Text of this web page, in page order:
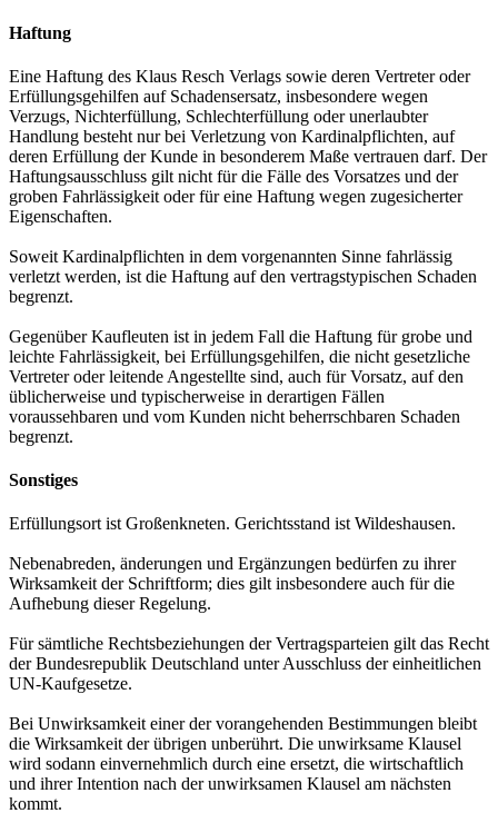
Haftung
Eine Haftung des Klaus Resch Verlags sowie deren Vertreter oder
Erfüllungsgehilfen auf Schadensersatz, insbesondere wegen
Verzugs, Nichterfüllung, Schlechterfüllung oder unerlaubter
Handlung besteht nur bei Verletzung von Kardinalpflichten, auf
deren Erfüllung der Kunde in besonderem Maße vertrauen darf. Der
Haftungsausschluss gilt nicht für die Fälle des Vorsatzes und der
groben Fahrlässigkeit oder für eine Haftung wegen zugesicherter
Eigenschaften.
Soweit Kardinalpflichten in dem vorgenannten Sinne fahrlässig
verletzt werden, ist die Haftung auf den vertragstypischen Schaden
begrenzt.
Gegenüber Kaufleuten ist in jedem Fall die Haftung für grobe und
leichte Fahrlässigkeit, bei Erfüllungsgehilfen, die nicht gesetzliche
Vertreter oder leitende Angestellte sind, auch für Vorsatz, auf den
üblicherweise und typischerweise in derartigen Fällen
voraussehbaren und vom Kunden nicht beherrschbaren Schaden
begrenzt.
Sonstiges
Erfüllungsort ist Großenkneten. Gerichtsstand ist Wildeshausen.
Nebenabreden, änderungen und Ergänzungen bedürfen zu ihrer
Wirksamkeit der Schriftform; dies gilt insbesondere auch für die
Aufhebung dieser Regelung.
Für sämtliche Rechtsbeziehungen der Vertragsparteien gilt das Recht
der Bundesrepublik Deutschland unter Ausschluss der einheitlichen
UN-Kaufgesetze.
Bei Unwirksamkeit einer der vorangehenden Bestimmungen bleibt
die Wirksamkeit der übrigen unberührt. Die unwirksame Klausel
wird sodann einvernehmlich durch eine ersetzt, die wirtschaftlich
und ihrer Intention nach der unwirksamen Klausel am nächsten
kommt.